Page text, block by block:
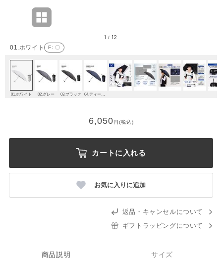
01.ホワイト F: 〇
1 / 12
01.ホワイト 02.グレー 03.ブラック
6,050円(税込)
カートに入れる
お気に入りに追加
返品・キャンセルについて
ギフトラッピングについて
商品説明 サイズ